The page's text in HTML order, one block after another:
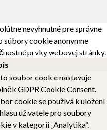
nevyhnutné pre správne
súbory cookie anonymne
prvky webovej stránky.
soubor cookie nastavuje
GDPR Cookie Consent.
cookie se používá k uložení
uživatele pro soubory
v kategorii „Analytika“.